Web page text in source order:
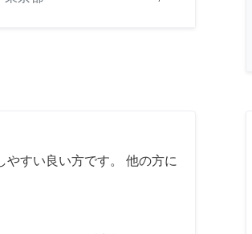
やすい良い方です。 他の方に